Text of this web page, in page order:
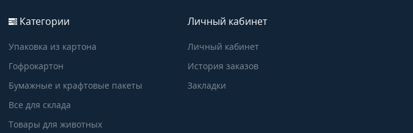
Категории
Упаковка из картона
Гофрокартон
Бумажные и крафтовые пакеты
Все для склада
Товары для животных
Личный кабинет
Личный кабинет
История заказов
Закладки